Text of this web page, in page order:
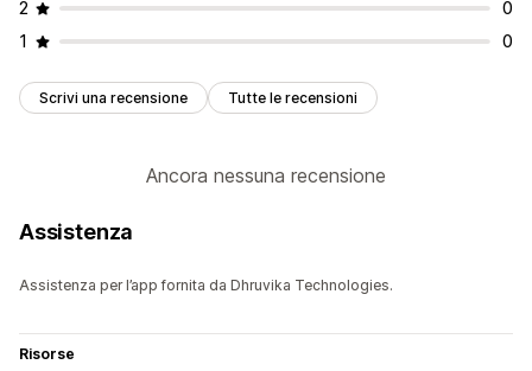
2
0
1
0
Scrivi una recensione Tutte le recensioni
Ancora nessuna recensione
Assistenza
Assistenza per l’app fornita da Dhruvika Technologies.
Risorse